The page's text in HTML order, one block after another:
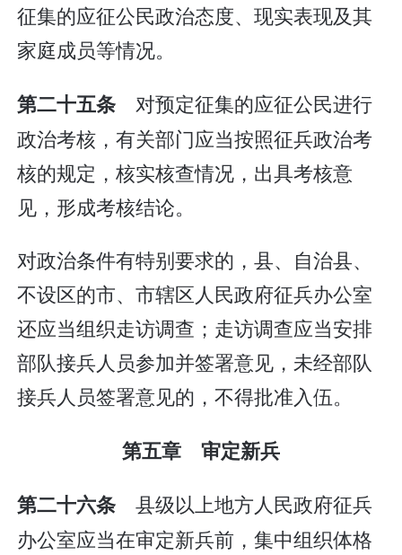
征集的应征公民政治态度、现实表现及其
家庭成员等情况。
第二十五条 对预定征集的应征公民进行
政治考核，有关部门应当按照征兵政治考
核的规定，核实核查情况，出具考核意
见，形成考核结论。
对政治条件有特别要求的，县、自治县、
不设区的市、市辖区人民政府征兵办公室
还应当组织走访调查；走访调查应当安排
部队接兵人员参加并签署意见，未经部队
接兵人员签署意见的，不得批准入伍。
第五章 审定新兵
第二十六条 县级以上地方人民政府征兵
办公室应当在审定新兵前，集中组织体格